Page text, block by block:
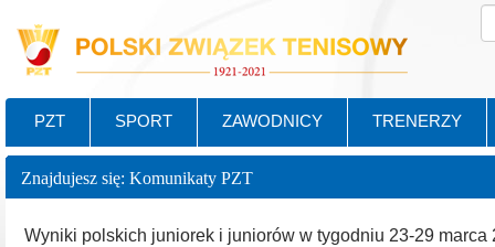
PZT SPORT ZAWODNICY TRENERZY
Znajdujesz się: Komunikaty PZT
Wyniki polskich juniorek i juniorów w tygodniu 23-29 marca